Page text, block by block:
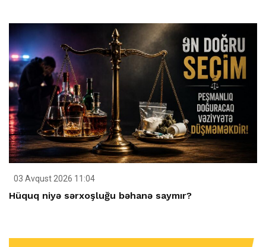
03 Avqust 2026 11:04
Hüquq niyə sərxoşluğu bəhanə saymır?